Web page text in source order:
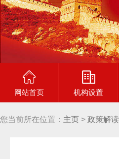
网站首页 机构设置
您当前所在位置： 主页 > 政策解读